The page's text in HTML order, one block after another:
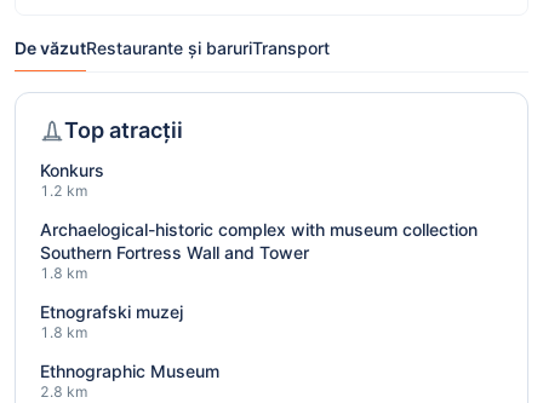
De văzutRestaurante și baruriTransport
Top atracții
Konkurs
1.2 km
Archaelogical-historic complex with museum collection
Southern Fortress Wall and Tower
1.8 km
Etnografski muzej
1.8 km
Ethnographic Museum
2.8 km